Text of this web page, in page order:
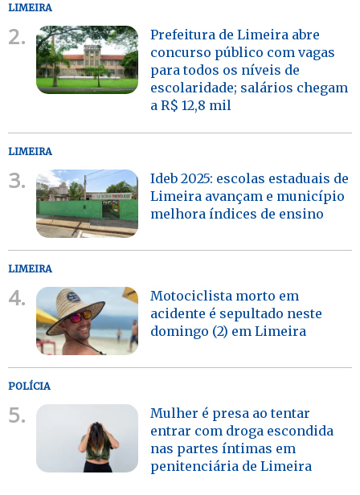
LIMEIRA
2.
Prefeitura de Limeira abre
concurso público com vagas
para todos os níveis de
escolaridade; salários chegam
a R$ 12,8 mil
LIMEIRA
3.
Ideb 2025: escolas estaduais de
Limeira avançam e município
melhora índices de ensino
LIMEIRA
4.
Motociclista morto em
acidente é sepultado neste
domingo (2) em Limeira
POLÍCIA
5.
Mulher é presa ao tentar
entrar com droga escondida
nas partes íntimas em
penitenciária de Limeira